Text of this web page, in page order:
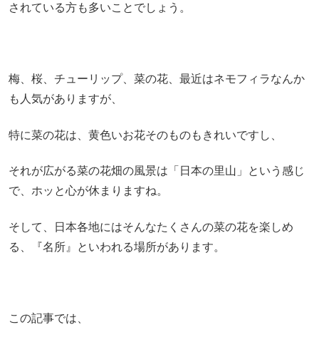
されている方も多いことでしょう。
梅、桜、チューリップ、菜の花、最近はネモフィラなんか
も人気がありますが、
特に菜の花は、黄色いお花そのものもきれいですし、
それが広がる菜の花畑の風景は「日本の里山」という感じ
で、ホッと心が休まりますね。
そして、日本各地にはそんなたくさんの菜の花を楽しめ
る、『名所』といわれる場所があります。
この記事では、